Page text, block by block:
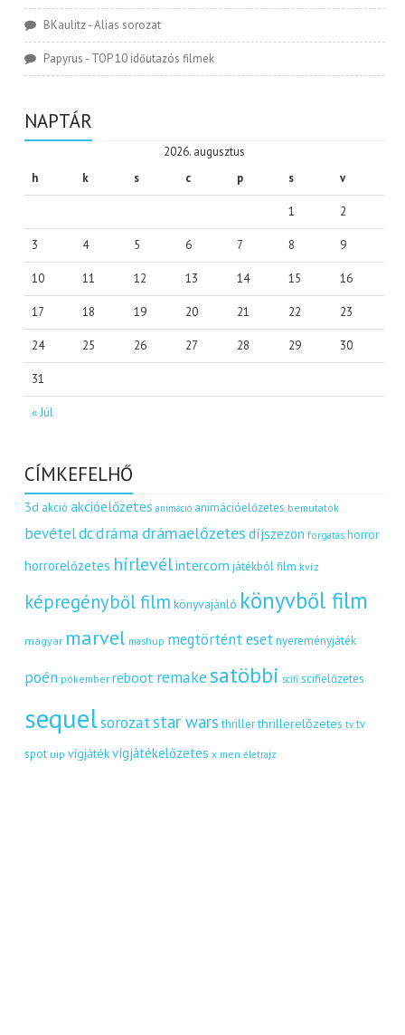
BKaulitz-Alias sorozat
Papyrus - TOP 10 időutazós filmek
NAPTÁR
2026. augusztus
h
k s c p s v
« Júl
1 2
3 4 5 6 7 8 9
10 11 12 13 14 15 16
17 18 19 20 21 22 23
24 25 26 27 28 29 30
31
CÍMKEFELHŐ
3d akció akcióelőzetes animáció animációelőzetes bemutatók
bevételdcdráma drámaelőzetes díjszezon forgatás horror
horrorelőzetes hírlevélintercom játékból film kvíz
képregényből film könyvajánló könyvből film
magyar marvel mashup megtörtént eset nyereményjáték
poén pókember reboot remakesatöbbi scifi scifielőzetes
sequelsorozatstar wars thriller thrillerelőzetes tv tv
spot uip vígjátékvígjátékelőzetes x men életrajz